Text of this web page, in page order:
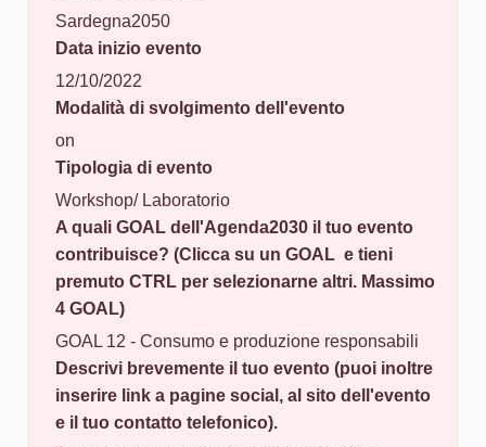
Sardegna2050
Data inizio evento
12/10/2022
Modalità di svolgimento dell'evento
on
Tipologia di evento
Workshop/ Laboratorio
A quali GOAL dell'Agenda2030 il tuo evento
contribuisce? (Clicca su un GOAL e tieni
premuto CTRL per selezionarne altri. Massimo
4 GOAL)
GOAL 12 - Consumo e produzione responsabili
Descrivi brevemente il tuo evento (puoi inoltre
inserire link a pagine social, al sito dell'evento
e il tuo contatto telefonico).